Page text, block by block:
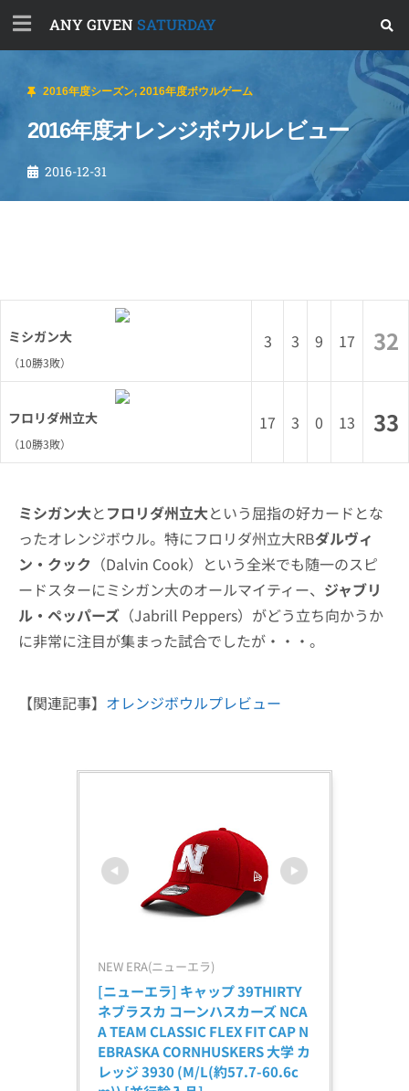
ANY GIVEN SATURDAY
2016年度シーズン, 2016年度ボウルゲーム
2016年度オレンジボウルレビュー
2016-12-31
ミシガン大
（10勝3敗）
3 3 9 17 32
フロリダ州立大
（10勝3敗）
17 3 0 13 33
ミシガン大とフロリダ州立大という屈指の好カードとな
ったオレンジボウル。特にフロリダ州立大RBダルヴィ
ン・クック （Dalvin Cook）という全米でも随一のスピ
ードスターにミシガン大のオールマイティー、 ジャブリ
ル・ペッパーズ （Jabrill Peppers）がどう立ち向かうか
に非常に注目が集まった試合でしたが・・・。
【関連記事】 オレンジボウルプレビュー
NEW ERA(ニューエラ)
[ニューエラ] キャップ 39THIRTY
ネブラスカ コーンハスカーズ NCA
A TEAM CLASSIC FLEX FIT CAP N
EBRASKA CORNHUSKERS 大学 カ
レッジ 3930 (M/L(約57.7-60.6c